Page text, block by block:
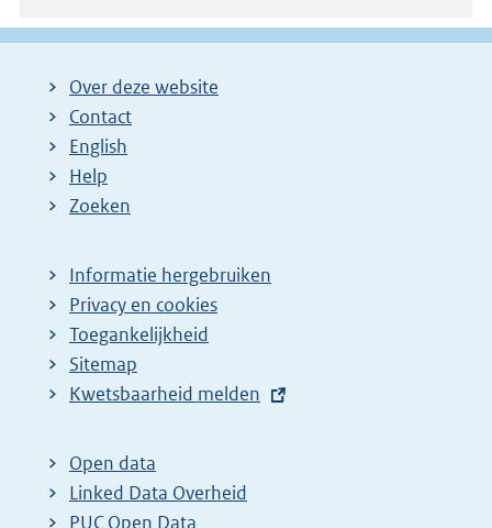
g
Over deze website
Contact
English
Help
Zoeken
Informatie hergebruiken
Privacy en cookies
Toegankelijkheid
Sitemap
E
t
e
r
Kwetsbaarheid melden
Open data
Linked Data Overheid
PUC Open Data